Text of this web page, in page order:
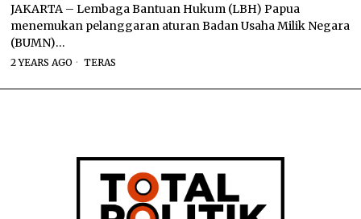
JAKARTA – Lembaga Bantuan Hukum (LBH) Papua
menemukan pelanggaran aturan Badan Usaha Milik Negara
(BUMN)…
2 YEARS AGO TERAS